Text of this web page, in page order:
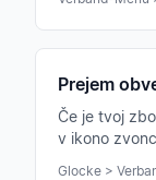
Prejem
Če je tvoj
v ikono
Glocke >